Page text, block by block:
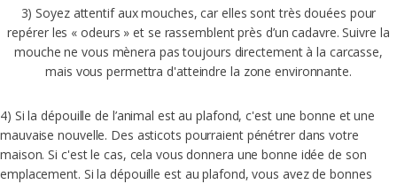
3) Soyez attentif aux mouches, car elles sont très douées pour
repérer les « odeurs » et se rassemblent près d’un cadavre. Suivre la
mouche ne vous mènera pas toujours directement à la carcasse,
mais vous permettra d'atteindre la zone environnante.
4) Si la dépouille de l’animal est au plafond, c'est une bonne et une
mauvaise nouvelle. Des asticots pourraient pénétrer dans votre
maison. Si c'est le cas, cela vous donnera une bonne idée de son
emplacement. Si la dépouille est au plafond, vous avez de bonnes